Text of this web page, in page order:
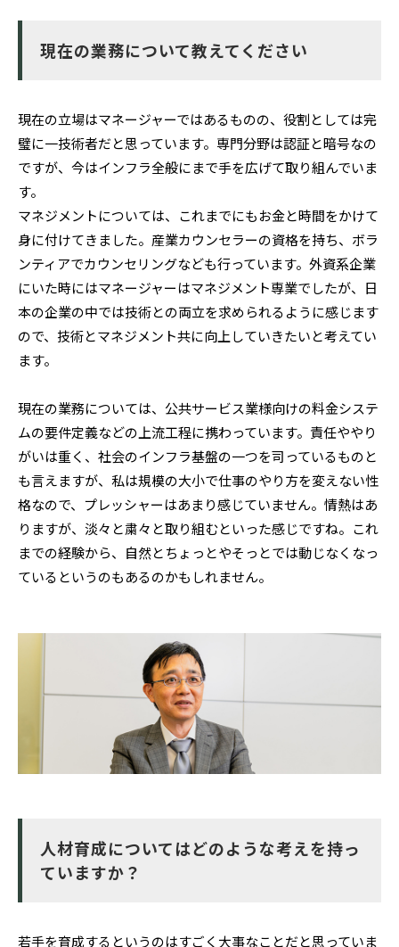
現在の業務について教えてください
現在の立場はマネージャーではあるものの、役割としては完
璧に一技術者だと思っています。専門分野は認証と暗号なの
ですが、今はインフラ全般にまで手を広げて取り組んでいま
す。
マネジメントについては、これまでにもお金と時間をかけて
身に付けてきました。産業カウンセラーの資格を持ち、ボラ
ンティアでカウンセリングなども行っています。外資系企業
にいた時にはマネージャーはマネジメント専業でしたが、日
本の企業の中では技術との両立を求められるように感じます
ので、技術とマネジメント共に向上していきたいと考えてい
ます。
現在の業務については、公共サービス業様向けの料金システ
ムの要件定義などの上流工程に携わっています。責任ややり
がいは重く、社会のインフラ基盤の一つを司っているものと
も言えますが、私は規模の大小で仕事のやり方を変えない性
格なので、プレッシャーはあまり感じていません。情熱はあ
りますが、淡々と粛々と取り組むといった感じですね。これ
までの経験から、自然とちょっとやそっとでは動じなくなっ
ているというのもあるのかもしれません。
人材育成についてはどのような考えを持っ
ていますか？
若手を育成するというのはすごく大事なことだと思っていま